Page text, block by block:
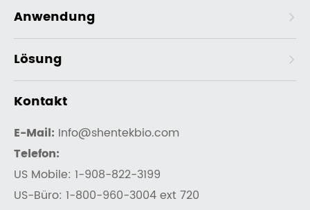
Anwendung
Lösung
Kontakt
E-Mail: Info@shentekbio.com
Telefon:
US Mobile: 1-908-822-3199
US-Büro: 1-800-960-3004 ext 720